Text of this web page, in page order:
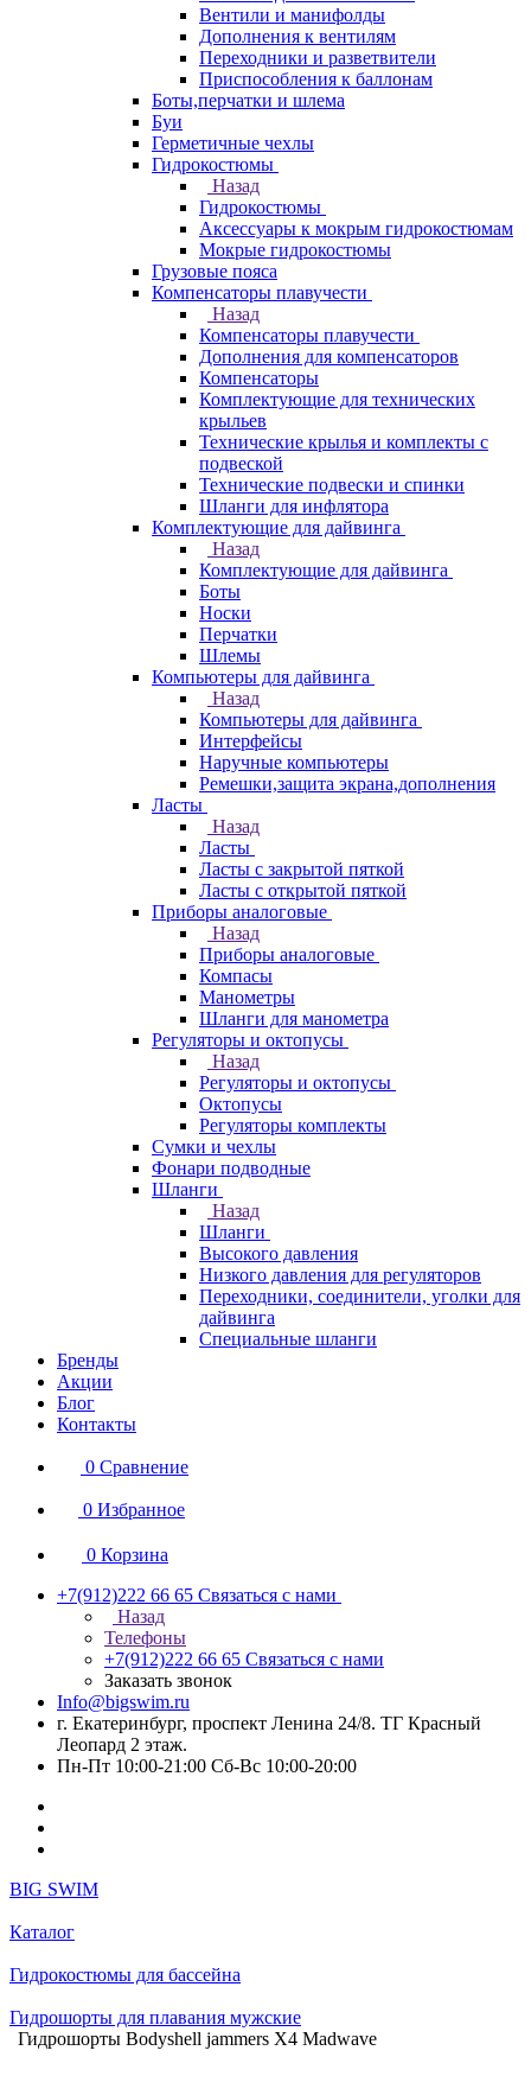
Вентили и манифолды
Дополнения к вентилям
Переходники и разветвители
Приспособления к баллонам
Боты,перчатки и шлема
Буи
Герметичные чехлы
Гидрокостюмы
Назад
Гидрокостюмы
Аксессуары к мокрым гидрокостюмам
Мокрые гидрокостюмы
Грузовые пояса
Компенсаторы плавучести
Назад
Компенсаторы плавучести
Дополнения для компенсаторов
Компенсаторы
Комплектующие для технических
крыльев
Технические крылья и комплекты с
подвеской
Технические подвески и спинки
Шланги для инфлятора
Комплектующие для дайвинга
Назад
Комплектующие для дайвинга
Боты
Носки
Перчатки
Шлемы
Компьютеры для дайвинга
Назад
Компьютеры для дайвинга
Интерфейсы
Наручные компьютеры
Ремешки,защита экрана,дополнения
Ласты
Назад
Ласты
Ласты с закрытой пяткой
Ласты с открытой пяткой
Приборы аналоговые
Назад
Приборы аналоговые
Компасы
Манометры
Шланги для манометра
Регуляторы и октопусы
Назад
Регуляторы и октопусы
Октопусы
Регуляторы комплекты
Сумки и чехлы
Фонари подводные
Шланги
Назад
Шланги
Высокого давления
Низкого давления для регуляторов
Переходники, соединители, уголки для
дайвинга
Специальные шланги
Бренды
Акции
Блог
Контакты
0 Сравнение
0 Избранное
0 Корзина
+7(912)222 66 65 Связаться с нами
Назад
Телефоны
+7(912)222 66 65 Связаться с нами
Заказать звонок
Info@bigswim.ru
г. Екатеринбург, проспект Ленина 24/8. ТГ Красный
Леопард 2 этаж.
Пн-Пт 10:00-21:00 Сб-Вс 10:00-20:00
BIG SWIM
Каталог
Гидрокостюмы для бассейна
Гидрошорты для плавания мужские
Гидрошорты Bodyshell jammers X4 Madwave